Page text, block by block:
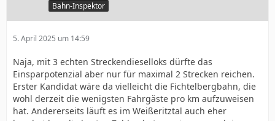
Bahn-Inspektor
5. April 2025 um 14:59
Naja, mit 3 echten Streckendieselloks dürfte das
Einsparpotenzial aber nur für maximal 2 Strecken reichen.
Erster Kandidat wäre da vielleicht die Fichtelbergbahn, die
wohl derzeit die wenigsten Fahrgäste pro km aufzuweisen
hat. Andererseits läuft es im Weißeritztal auch eher